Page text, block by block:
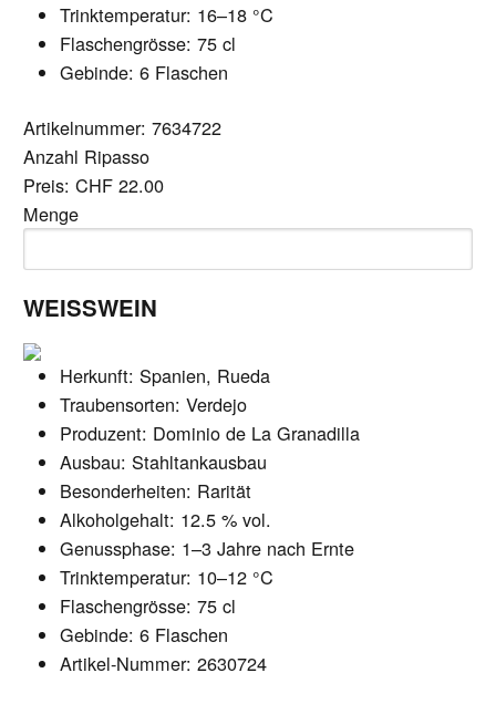
Trinktemperatur: 16–18 °C
Flaschengrösse: 75 cl
Gebinde: 6 Flaschen
Artikelnummer: 7634722
Anzahl RipassoMenge
Preis: CHF 22.00
Menge
WEISSWEIN
Herkunft: Spanien, Rueda
Traubensorten: Verdejo
Produzent: Dominio de La Granadilla
Ausbau: Stahltankausbau
Besonderheiten: Rarität
Alkoholgehalt: 12.5 % vol.
Genussphase: 1–3 Jahre nach Ernte
Trinktemperatur: 10–12 °C
Flaschengrösse: 75 cl
Gebinde: 6 Flaschen
Artikel-Nummer: 2630724